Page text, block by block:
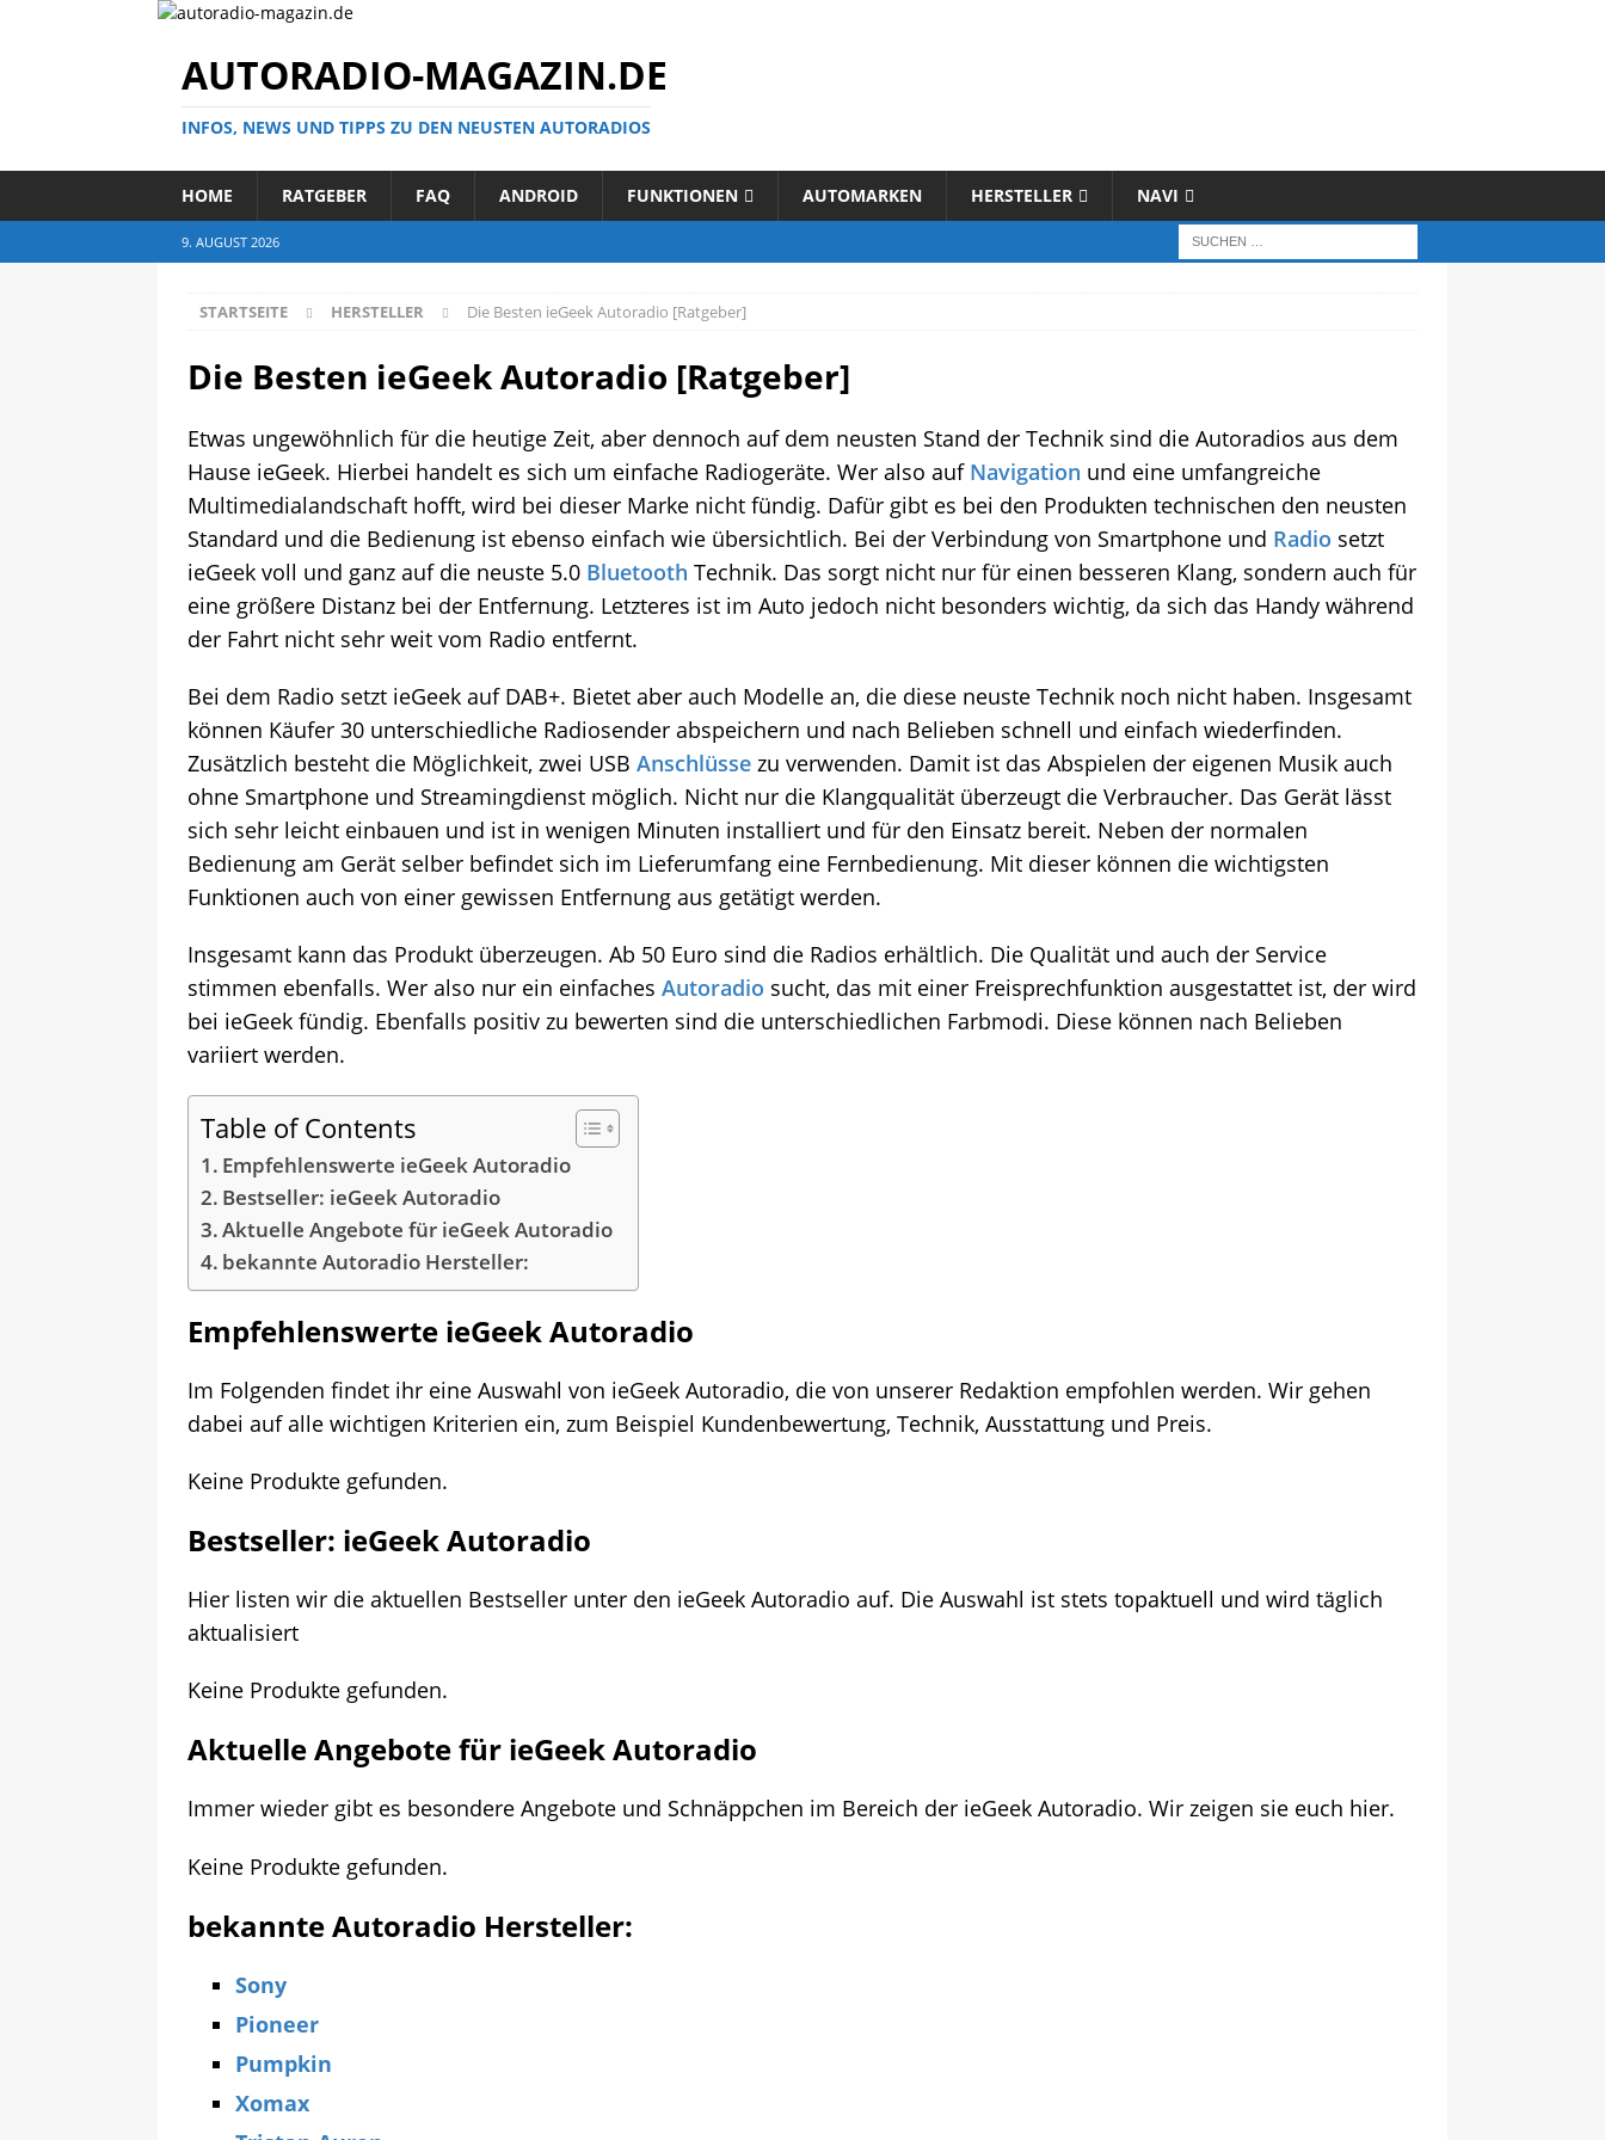
AUTORADIO-MAGAZIN.DE
INFOS, NEWS UND TIPPS ZU DEN NEUSTEN AUTORADIOS
HOME RATGEBER FAQ ANDROID FUNKTIONEN AUTOMARKEN HERSTELLER NAVI
9. AUGUST 2026
STARTSEITE HERSTELLER Die Besten ieGeek Autoradio [Ratgeber]
Die Besten ieGeek Autoradio [Ratgeber]
Etwas ungewöhnlich für die heutige Zeit, aber dennoch auf dem neusten Stand der Technik sind die Autoradios aus dem
Hause ieGeek. Hierbei handelt es sich um einfache Radiogeräte. Wer also auf Navigation und eine umfangreiche
Multimedialandschaft hofft, wird bei dieser Marke nicht fündig. Dafür gibt es bei den Produkten technischen den neusten
Standard und die Bedienung ist ebenso einfach wie übersichtlich. Bei der Verbindung von Smartphone und Radio setzt
ieGeek voll und ganz auf die neuste 5.0 Bluetooth Technik. Das sorgt nicht nur für einen besseren Klang, sondern auch für
eine größere Distanz bei der Entfernung. Letzteres ist im Auto jedoch nicht besonders wichtig, da sich das Handy während
der Fahrt nicht sehr weit vom Radio entfernt.
Bei dem Radio setzt ieGeek auf DAB+. Bietet aber auch Modelle an, die diese neuste Technik noch nicht haben. Insgesamt
können Käufer 30 unterschiedliche Radiosender abspeichern und nach Belieben schnell und einfach wiederfinden.
Zusätzlich besteht die Möglichkeit, zwei USB Anschlüsse zu verwenden. Damit ist das Abspielen der eigenen Musik auch
ohne Smartphone und Streamingdienst möglich. Nicht nur die Klangqualität überzeugt die Verbraucher. Das Gerät lässt
sich sehr leicht einbauen und ist in wenigen Minuten installiert und für den Einsatz bereit. Neben der normalen
Bedienung am Gerät selber befindet sich im Lieferumfang eine Fernbedienung. Mit dieser können die wichtigsten
Funktionen auch von einer gewissen Entfernung aus getätigt werden.
Insgesamt kann das Produkt überzeugen. Ab 50 Euro sind die Radios erhältlich. Die Qualität und auch der Service
stimmen ebenfalls. Wer also nur ein einfaches Autoradio sucht, das mit einer Freisprechfunktion ausgestattet ist, der wird
bei ieGeek fündig. Ebenfalls positiv zu bewerten sind die unterschiedlichen Farbmodi. Diese können nach Belieben
variiert werden.
Table of Contents
Empfehlenswerte ieGeek Autoradio
Bestseller: ieGeek Autoradio
Aktuelle Angebote für ieGeek Autoradio
bekannte Autoradio Hersteller:
Empfehlenswerte ieGeek Autoradio
Im Folgenden findet ihr eine Auswahl von ieGeek Autoradio, die von unserer Redaktion empfohlen werden. Wir gehen
dabei auf alle wichtigen Kriterien ein, zum Beispiel Kundenbewertung, Technik, Ausstattung und Preis.
Keine Produkte gefunden.
Bestseller: ieGeek Autoradio
Hier listen wir die aktuellen Bestseller unter den ieGeek Autoradio auf. Die Auswahl ist stets topaktuell und wird täglich
aktualisiert
Keine Produkte gefunden.
Aktuelle Angebote für ieGeek Autoradio
Immer wieder gibt es besondere Angebote und Schnäppchen im Bereich der ieGeek Autoradio. Wir zeigen sie euch hier.
Keine Produkte gefunden.
bekannte Autoradio Hersteller:
Sony
Pioneer
Pumpkin
Xomax